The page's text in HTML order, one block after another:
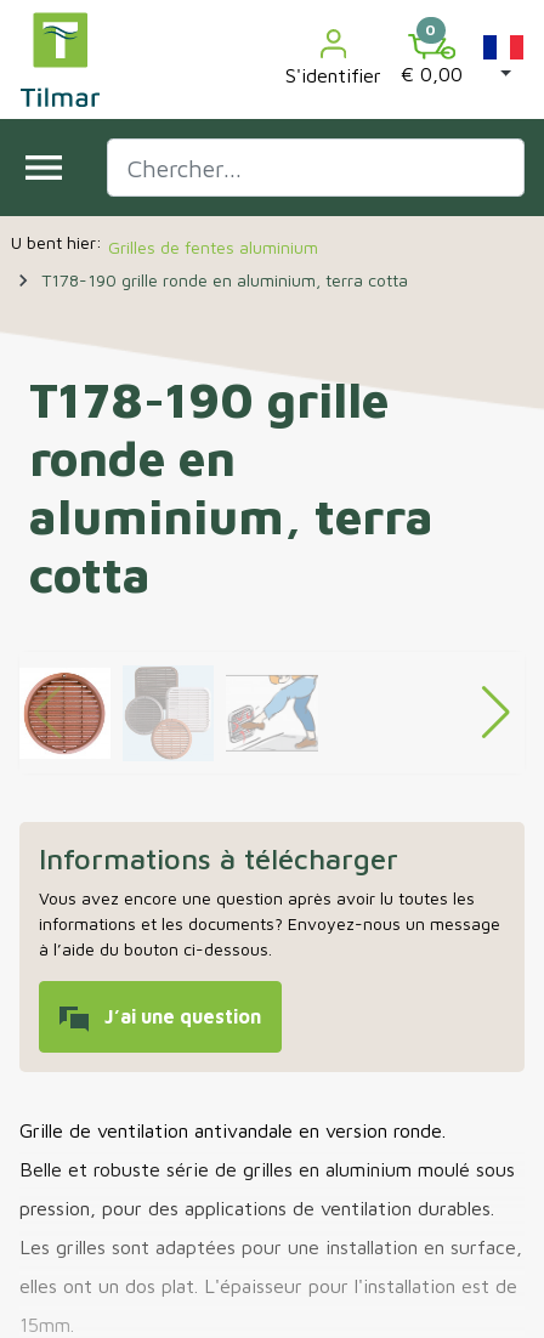
S'identifier
0
€ 0,00
menu
Grilles de fentes aluminium
navigate_next T178-190 grille ronde en aluminium, terra cotta
T178-190 grille
ronde en
aluminium, terra
cotta

Informations à télécharger
Vous avez encore une question après avoir lu toutes les
informations et les documents? Envoyez-nous un message
à l’aide du bouton ci-dessous.
J’ai une question
Grille de ventilation antivandale en version ronde.
Belle et robuste série de grilles en aluminium moulé sous
pression, pour des applications de ventilation durables.
Les grilles sont adaptées pour une installation en surface,
elles ont un dos plat. L'épaisseur pour l'installation est de
15mm.